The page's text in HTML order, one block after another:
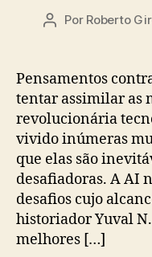
Autor
Por Roberto
Pensamentos
tentar assimilar as
revolucionária
vivido inúmeras
que elas são
desafiadoras. A AI
desafios cujo
historiador Yuval
melhores […]